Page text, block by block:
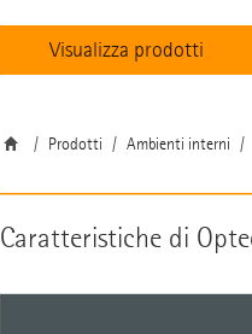
Visualizza prodotti
Prodotti Ambienti interni
Caratteristiche di